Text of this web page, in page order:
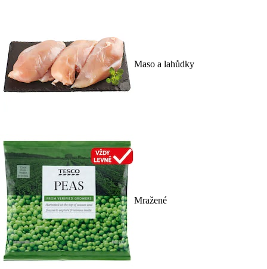
Maso a lahůdky
Mražené